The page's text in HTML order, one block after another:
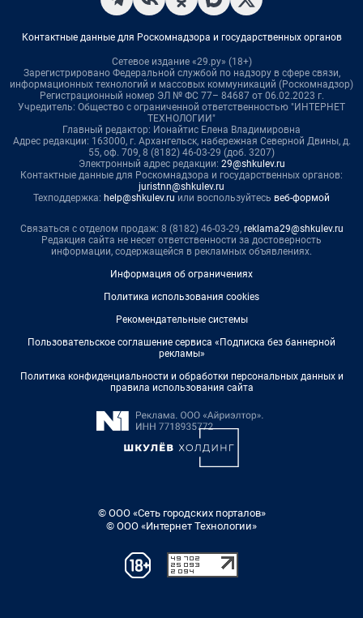
Контактные данные для Роскомнадзора и государственных органов
Сетевое издание «29.ру» (18+)
Зарегистрировано Федеральной службой по надзору в сфере связи,
информационных технологий и массовых коммуникаций (Роскомнадзор)
Регистрационный номер ЭЛ № ФС 77– 84687 от 06.02.2023 г.
Учредитель: Общество с ограниченной ответственностью "ИНТЕРНЕТ
ТЕХНОЛОГИИ"
Главный редактор: Ионайтис Елена Владимировна
Адрес редакции: 163000, г. Архангельск, набережная Северной Двины, д.
55, оф. 709, 8 (8182) 46-03-29 (доб. 3207)
Электронный адрес редакции: 29@shkulev.ru
Контактные данные для Роскомнадзора и государственных органов:
juristnn@shkulev.ru
Техподдержка: help@shkulev.ru или воспользуйтесь веб-формой
Связаться с отделом продаж: 8 (8182) 46-03-29, reklama29@shkulev.ru
Редакция сайта не несет ответственности за достоверность
информации, содержащейся в рекламных объявлениях.
Информация об ограничениях
Политика использования cookies
Рекомендательные системы
Пользовательское соглашение сервиса «Подписка без баннерной
рекламы»
Политика конфиденциальности и обработки персональных данных и
правила использования сайта
© ООО «Сеть городских порталов»
© ООО «Интернет Технологии»